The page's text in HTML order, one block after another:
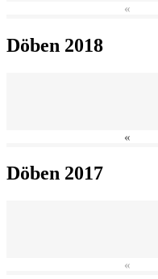
«
Döben 2018
«
Döben 2017
«